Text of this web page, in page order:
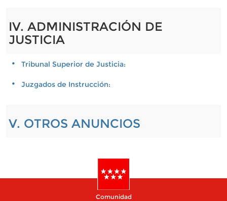
IV. ADMINISTRACIÓN DE
JUSTICIA
Tribunal Superior de Justicia:
Juzgados de Instrucción:
V. OTROS ANUNCIOS
Comunidad